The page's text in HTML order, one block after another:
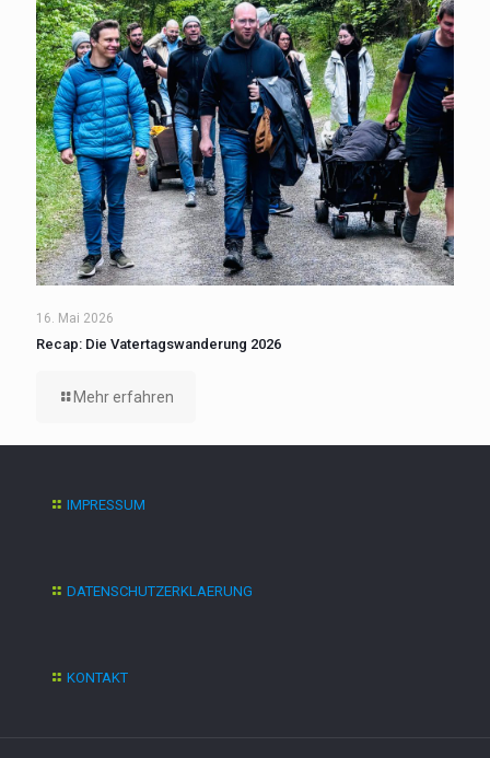
16. Mai 2026
Recap: Die Vatertagswanderung 2026
Mehr erfahren
IMPRESSUM
DATENSCHUTZERKLAERUNG
KONTAKT